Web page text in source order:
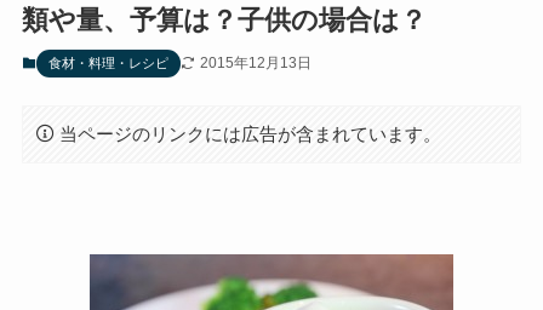
類や量、予算は？子供の場合は？
食材・料理・レシピ 2015年12月13日
当ページのリンクには広告が含まれています。